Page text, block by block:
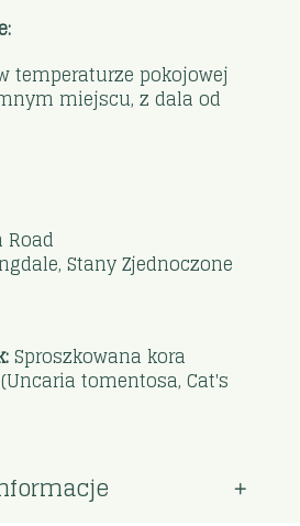
temperaturze pokojowej
miejscu, z dala od
Road
Stany Zjednoczone
Sproszkowana kora
tomentosa, Cat's